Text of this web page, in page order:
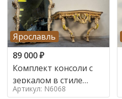
Ярославль
89 000₽
Комплект консоли с
зеркалом в стиле
ренессанс,
Артикул: N6068